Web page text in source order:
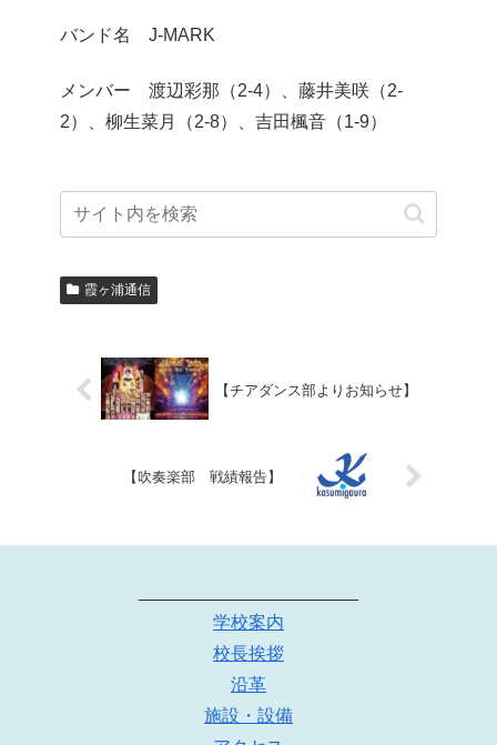
バンド名 J-MARK
メンバー 渡辺彩那（2-4）、藤井美咲（2-
2）、柳生菜月（2-8）、吉田楓音（1-9）
霞ヶ浦通信
【チアダンス部よりお知らせ】
【吹奏楽部 戦績報告】
学校案内
校長挨拶
沿革
施設・設備